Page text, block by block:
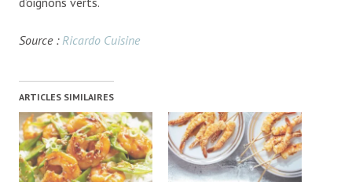
Source : Ricardo Cuisine
ARTICLES SIMILAIRES